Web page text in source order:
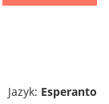
Jazyk: Esperanto